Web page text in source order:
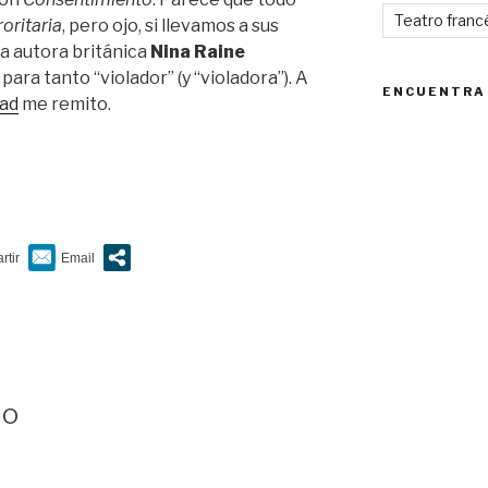
, pero ojo, si llevamos a sus
autora británica Nina Raine
tanto “violador” (y “violadora”). A
me remito.
Teatro